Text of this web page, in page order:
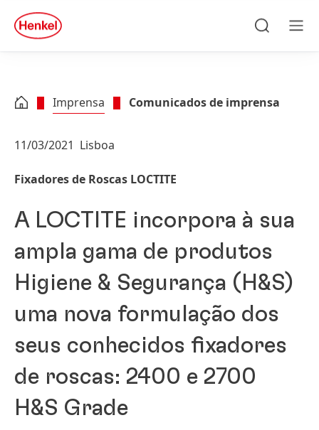
Skip to footer
quick
search
Imprensa Comunicados de imprensa
11/03/2021 Lisboa
Fixadores de Roscas LOCTITE
A LOCTITE incorpora à sua
ampla gama de produtos
Higiene & Segurança (H&S)
uma nova formulação dos
seus conhecidos fixadores
de roscas: 2400 e 2700
H&S Grade